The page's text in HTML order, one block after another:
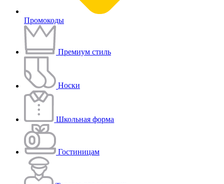
Промокоды
Премиум стиль
Носки
Школьная форма
Гостиницам